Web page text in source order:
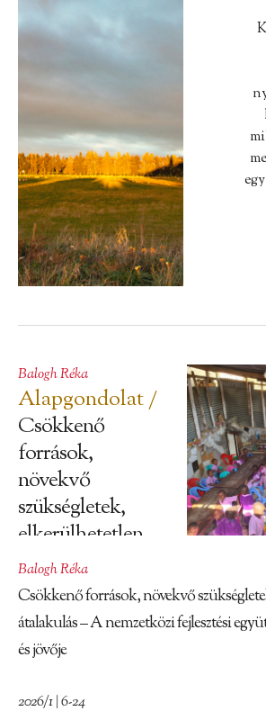
Balogh Réka
Alapgondolat /
Csökkenő
források,
növekvő
szükségletek,
elkerülhetetlen...
2026/1 | 6-24
Tovább
Balogh Réka
Csökkenő források, növekvő
átalakulás – A nemzetközi fejlesztési
és jövője
2026/1 | 6-24